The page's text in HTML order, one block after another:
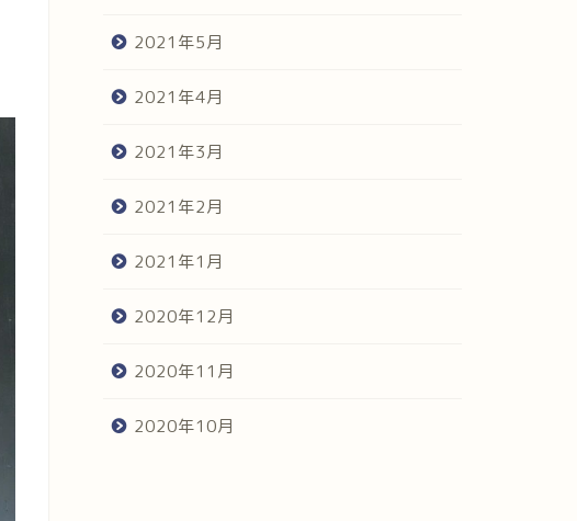
2021年5月
2021年4月
2021年3月
2021年2月
2021年1月
2020年12月
2020年11月
2020年10月